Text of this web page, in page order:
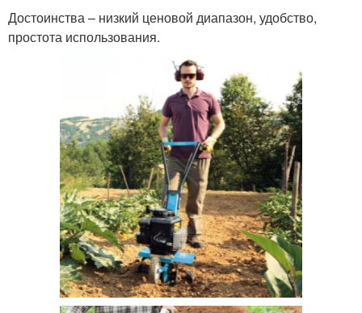
Достоинства – низкий ценовой диапазон, удобство,
простота использования.